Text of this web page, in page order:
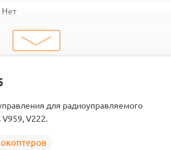
Нет
2000000027548
Запчасти для квадрокоптеров
V959
для радиоуправляемого
V959, V222.